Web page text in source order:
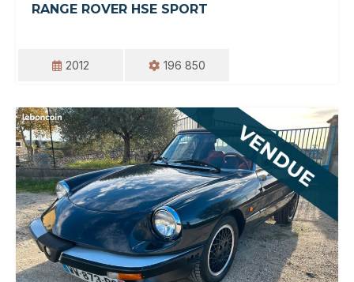
RANGE ROVER HSE SPORT
2012 196 850